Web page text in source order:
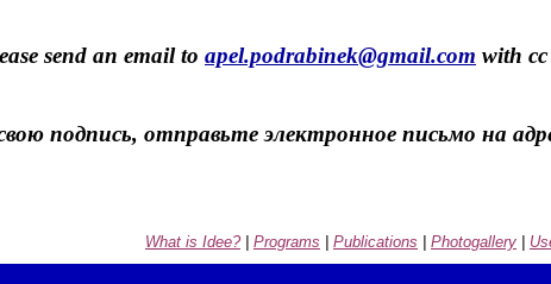
send an email to apel.podrabinek@gmail.com with cc
подпись, отправьте электронное письмо на
What is Idee?| Programs Publications Photogallery